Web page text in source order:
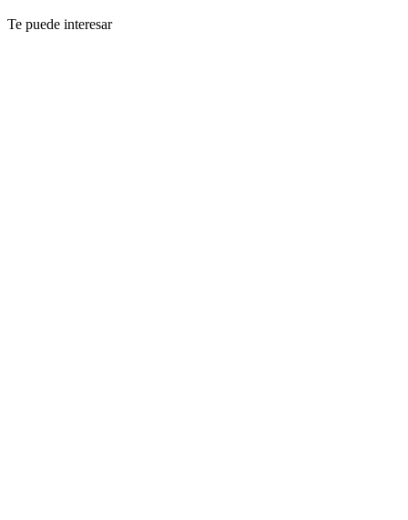
Te puede interesar